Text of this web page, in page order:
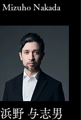
Mizuho Nakada
浜野 与志男